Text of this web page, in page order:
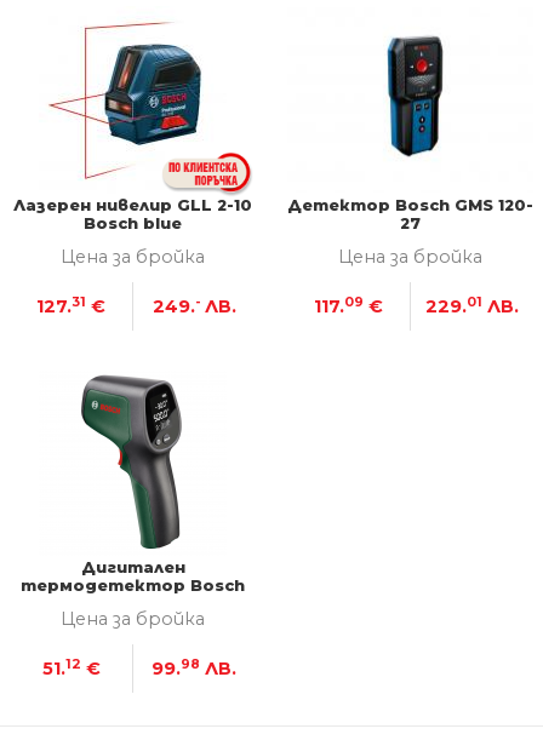
Лазерен нивелир GLL 2-10
Bosch blue
Цена за бройка
127.31 € 249.- ЛВ.
Детектор Bosch GMS 120-
27
Цена за бройка
117.09 € 229.01 ЛВ.
Дигитален
термодетектор Bosch
Цена за бройка
51.12 € 99.98 ЛВ.